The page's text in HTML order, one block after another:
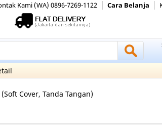
Kami (WA) 0896-7269-1122 Cara Belanja
(Soft Cover, Tanda Tangan)